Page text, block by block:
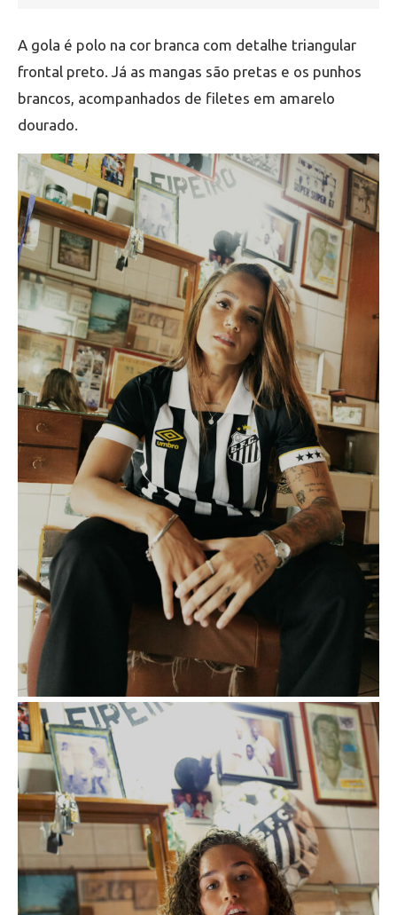
A gola é polo na cor branca com detalhe triangular
frontal preto. Já as mangas são pretas e os punhos
brancos, acompanhados de filetes em amarelo
dourado.